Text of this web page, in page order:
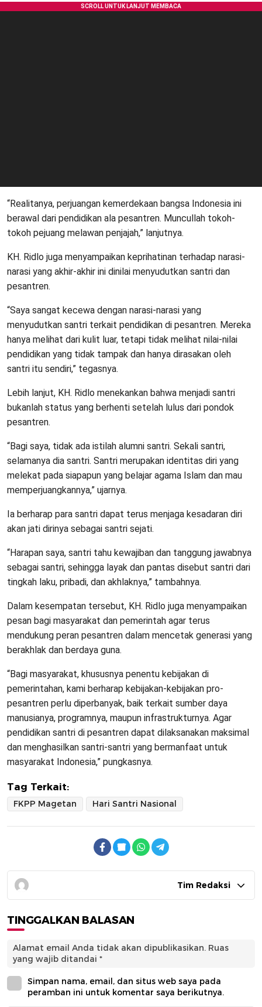
“Realitanya, perjuangan kemerdekaan bangsa Indonesia ini
berawal dari pendidikan ala pesantren. Muncullah tokoh-
tokoh pejuang melawan penjajah,” lanjutnya.
KH. Ridlo juga menyampaikan keprihatinan terhadap narasi-
narasi yang akhir-akhir ini dinilai menyudutkan santri dan
pesantren.
“Saya sangat kecewa dengan narasi-narasi yang
menyudutkan santri terkait pendidikan di pesantren. Mereka
hanya melihat dari kulit luar, tetapi tidak melihat nilai-nilai
pendidikan yang tidak tampak dan hanya dirasakan oleh
santri itu sendiri,” tegasnya.
Lebih lanjut, KH. Ridlo menekankan bahwa menjadi santri
bukanlah status yang berhenti setelah lulus dari pondok
pesantren.
“Bagi saya, tidak ada istilah alumni santri. Sekali santri,
selamanya dia santri. Santri merupakan identitas diri yang
melekat pada siapapun yang belajar agama Islam dan mau
memperjuangkannya,” ujarnya.
Ia berharap para santri dapat terus menjaga kesadaran diri
akan jati dirinya sebagai santri sejati.
“Harapan saya, santri tahu kewajiban dan tanggung jawabnya
sebagai santri, sehingga layak dan pantas disebut santri dari
tingkah laku, pribadi, dan akhlaknya,” tambahnya.
Dalam kesempatan tersebut, KH. Ridlo juga menyampaikan
pesan bagi masyarakat dan pemerintah agar terus
mendukung peran pesantren dalam mencetak generasi yang
berakhlak dan berdaya guna.
“Bagi masyarakat, khususnya penentu kebijakan di
pemerintahan, kami berharap kebijakan-kebijakan pro-
pesantren perlu diperbanyak, baik terkait sumber daya
manusianya, programnya, maupun infrastrukturnya. Agar
pendidikan santri di pesantren dapat dilaksanakan maksimal
dan menghasilkan santri-santri yang bermanfaat untuk
masyarakat Indonesia,” pungkasnya.
Tag Terkait:
FKPP Magetan Hari Santri Nasional
Tim Redaksi
TINGGALKAN BALASAN
Alamat email Anda tidak akan dipublikasikan. Ruas
yang wajib ditandai *
Simpan nama, email, dan situs web saya pada
peramban ini untuk komentar saya berikutnya.